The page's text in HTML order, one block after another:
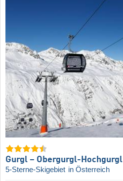
Gurgl – Obergurgl-Hochgurgl
5-Sterne-Skigebiet in Österreich